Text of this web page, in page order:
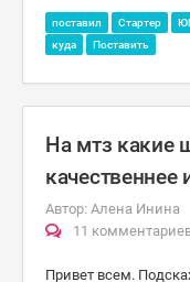
поставил Стартер
куда
Поставить
На мтз какие
качественнее
Автор: Алена Инина
11
Привет всем.